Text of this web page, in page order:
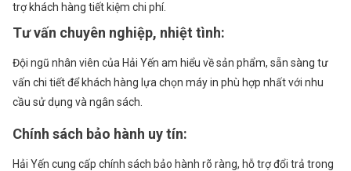
trợ khách hàng tiết kiệm chi phí.
Tư vấn chuyên nghiệp, nhiệt tình:
Đội ngũ nhân viên của Hải Yến am hiểu về sản phẩm, sẵn sàng tư
vấn chi tiết để khách hàng lựa chọn máy in phù hợp nhất với nhu
cầu sử dụng và ngân sách.
Chính sách bảo hành uy tín:
Hải Yến cung cấp chính sách bảo hành rõ ràng, hỗ trợ đổi trả trong